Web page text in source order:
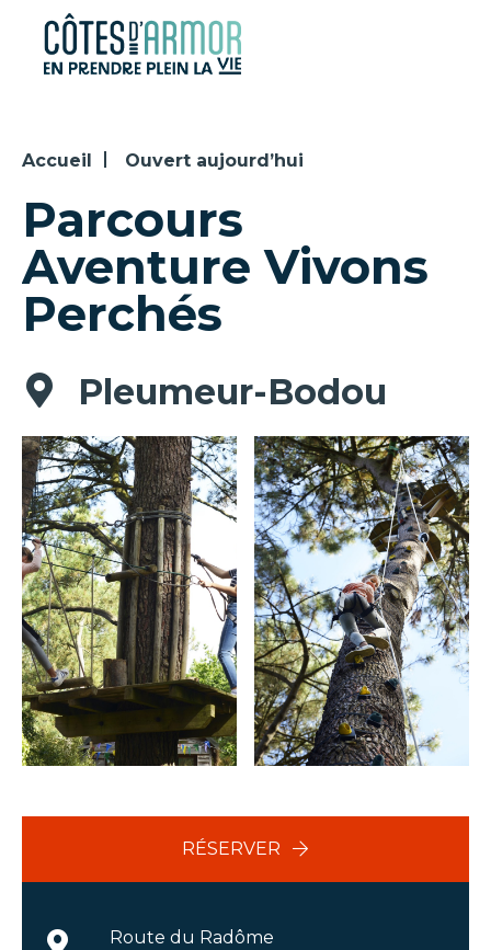
Panneau de gestion des cookies
Accueil Ouvert aujourd’hui
Parcours
Aventure Vivons
Perchés
Pleumeur-Bodou
RÉSERVER
Route du Radôme